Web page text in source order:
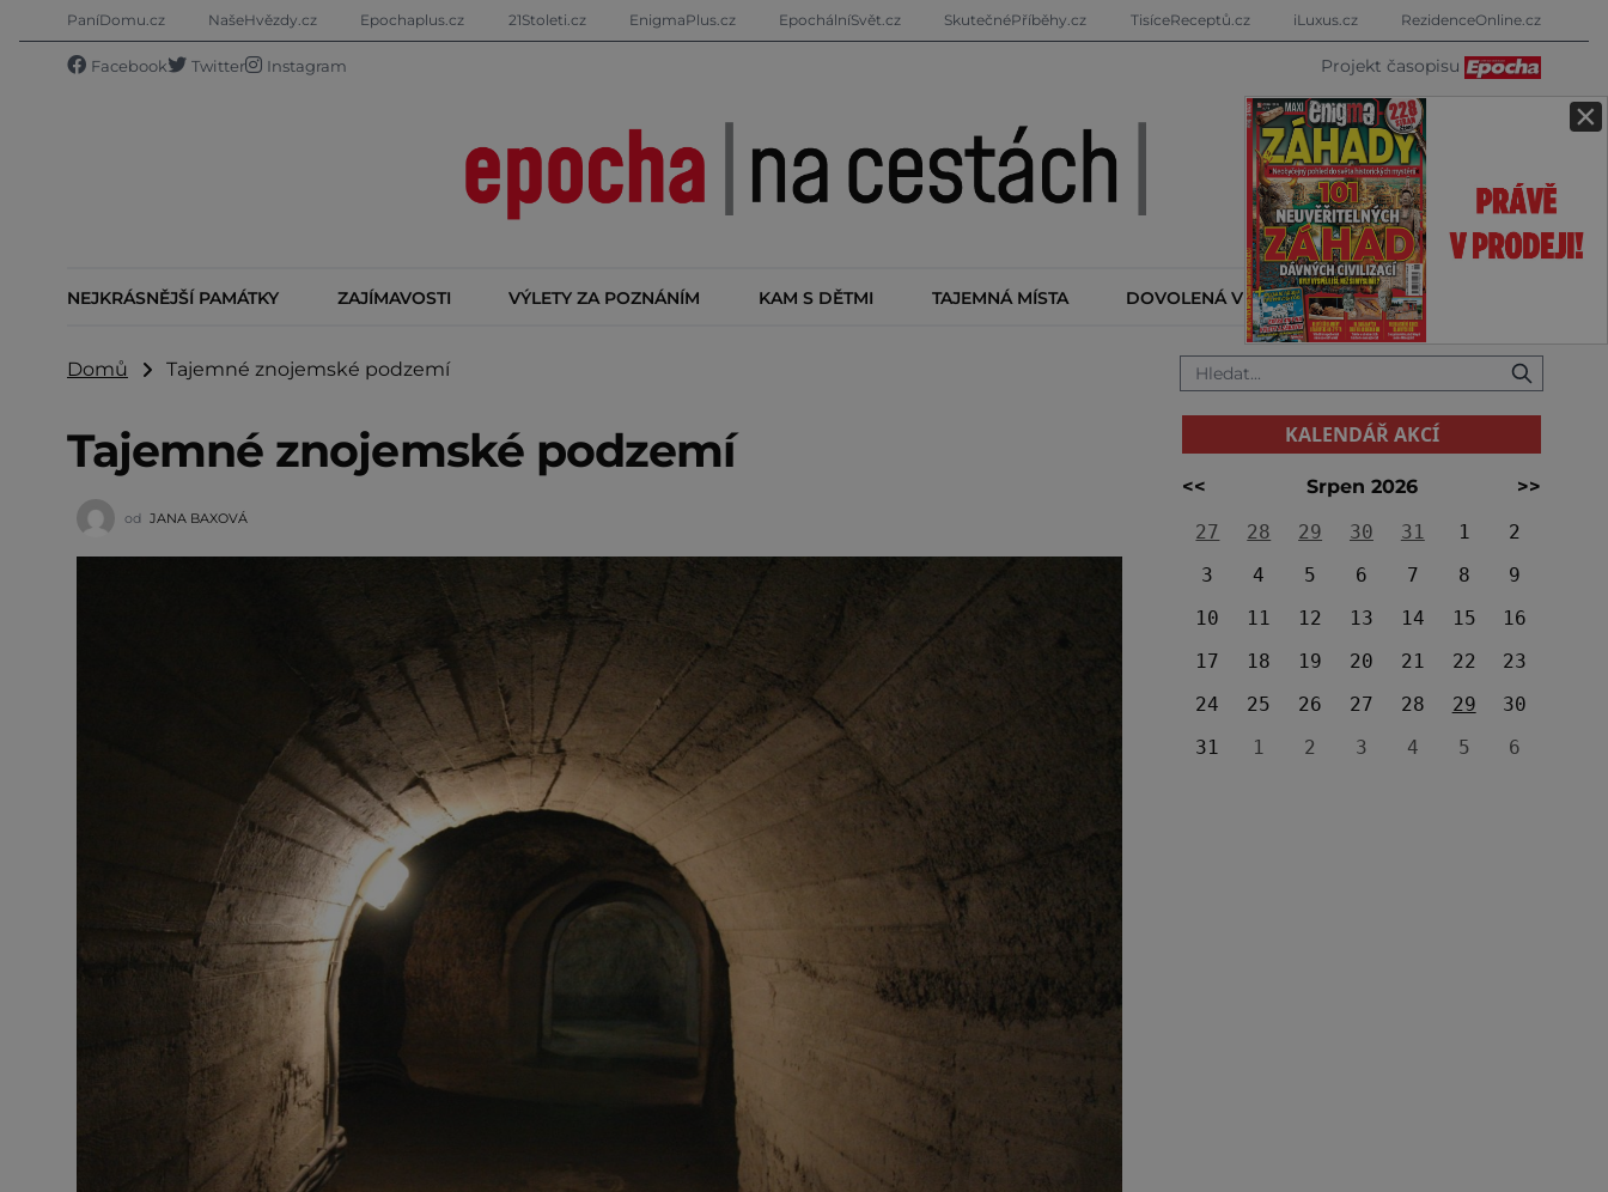
×
PaníDomu.cz NašeHvězdy.cz Epochaplus.cz 21Stoleti.cz EnigmaPlus.cz EpochálníSvět.cz SkutečnéPříběhy.cz TisíceReceptů.cz iLuxus.cz RezidenceOnline.cz
Facebook Twitter Instagram Projekt časopisu
NEJKRÁSNĚJŠÍ PAMÁTKY ZAJÍMAVOSTI VÝLETY ZA POZNÁNÍM KAM S DĚTMI TAJEMNÁ MÍSTA DOVOLENÁ V ZAHRANIČÍ KALENDÁŘ AKCÍ
Domů Tajemné znojemské podzemí
Tajemné znojemské podzemí
od JANA BAXOVÁ
KALENDÁŘ AKCÍ
<< Srpen 2026
>>
27
28 29 30 31 1
2
3
4 5 6 7 8
9
10
11 12 13 14 15
16
17
18 19 20 21 22
23
24
25 26 27 28 29
30
31
1 2 3 4 5 6